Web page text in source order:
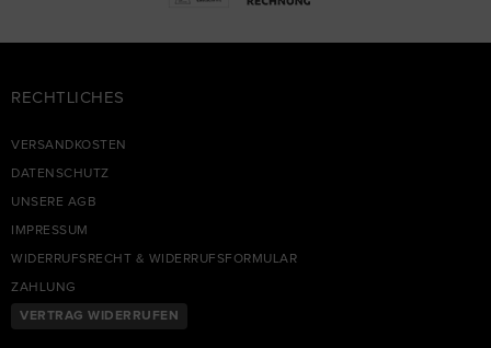
RECHTLICHES
VERSANDKOSTEN
DATENSCHUTZ
UNSERE AGB
IMPRESSUM
WIDERRUFSRECHT & WIDERRUFSFORMULAR
ZAHLUNG
VERTRAG WIDERRUFEN